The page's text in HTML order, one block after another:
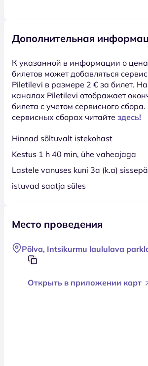
Дополнительная
К указанной в информации о
билетов может добавляться
Piletilevi в размере 2 € за билет.
каналах Piletilevi отображает
билета с учетом сервисного
сервисных сборах читайте здесь!
Hinnad sõltuvalt istekohast
Kestus 1 h 40 min, ühe vaheajaga
Lastele vanuses kuni 3a (k.a)
istuvad saatja süles
Место проведения
Põlva, Intsikurmu laululava
Открыть в приложении карт